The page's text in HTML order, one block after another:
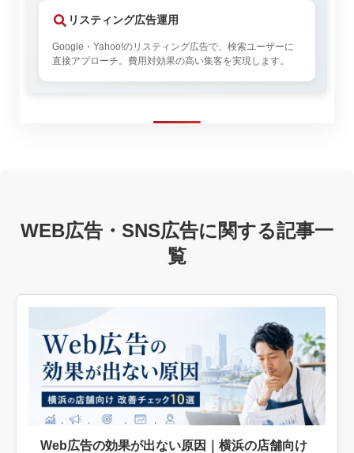
リスティング広告運用
Google・Yahoo!のリスティング広告で、検索ユーザーに
直接アプローチ。費用対効果の高い集客を実現します。
WEB広告・SNS広告に関する記事一
覧
Web広告の効果が出ない原因｜横浜の店舗向け